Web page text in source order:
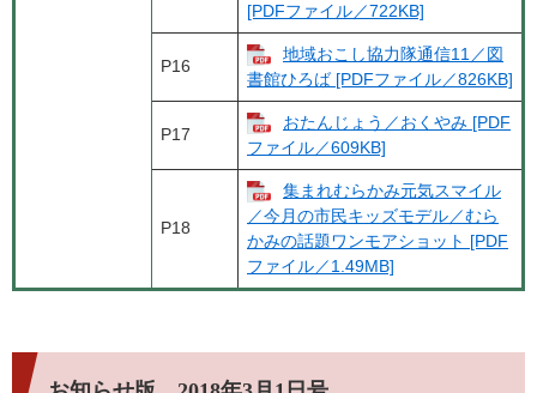
[PDFファイル／722KB]
P16
地域おこし協力隊通信11／図
書館ひろば [PDFファイル／826KB]
P17
おたんじょう／おくやみ [PDF
ファイル／609KB]
P18
集まれむらかみ元気スマイル
／今月の市民キッズモデル／むら
かみの話題ワンモアショット [PDF
ファイル／1.49MB]